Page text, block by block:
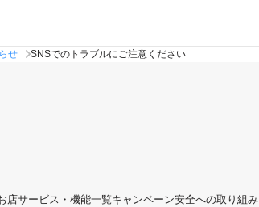
せ SNSでのトラブルにご注意ください
店サービス・機能一覧キャンペーン安全への取り組み